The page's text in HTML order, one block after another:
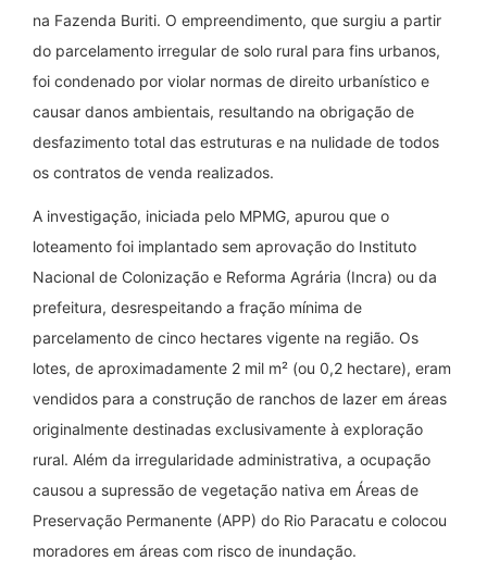
na Fazenda Buriti. O empreendimento, que surgiu a partir
do parcelamento irregular de solo rural para fins urbanos,
foi condenado por violar normas de direito urbanístico e
causar danos ambientais, resultando na obrigação de
desfazimento total das estruturas e na nulidade de todos
os contratos de venda realizados.
A investigação, iniciada pelo MPMG, apurou que o
loteamento foi implantado sem aprovação do Instituto
Nacional de Colonização e Reforma Agrária (Incra) ou da
prefeitura, desrespeitando a fração mínima de
parcelamento de cinco hectares vigente na região. Os
lotes, de aproximadamente 2 mil m² (ou 0,2 hectare), eram
vendidos para a construção de ranchos de lazer em áreas
originalmente destinadas exclusivamente à exploração
rural. Além da irregularidade administrativa, a ocupação
causou a supressão de vegetação nativa em Áreas de
Preservação Permanente (APP) do Rio Paracatu e colocou
moradores em áreas com risco de inundação.